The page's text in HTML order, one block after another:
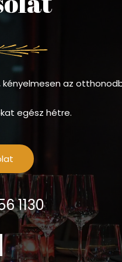
kényelmesen az
egész hétre.
1130